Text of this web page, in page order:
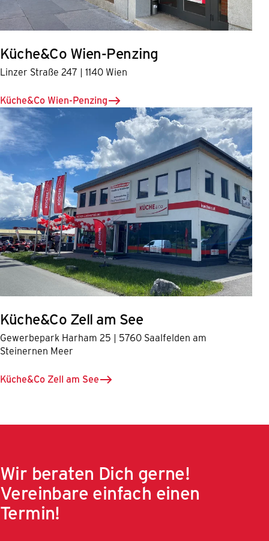
Küche&Co Wien-Penzing
Linzer Straße 247 | 1140 Wien
Küche&Co Wien-Penzing
Küche&Co Zell am See
Gewerbepark Harham 25 | 5760 Saalfelden am
Steinernen Meer
Küche&Co Zell am See
Wir beraten Dich gerne!
Vereinbare einfach einen
Termin!